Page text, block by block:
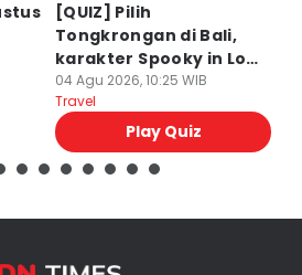
[QUIZ] Pilih
Tongkrongan di Bali,
karakter Spooky in Love
Ini Mirip Kamu
04 Agu 2026, 10:25 WIB
Travel
Play Quiz